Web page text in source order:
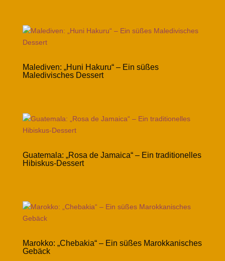
Malediven: „Huni Hakuru“ – Ein süßes
Maledivisches Dessert
Guatemala: „Rosa de Jamaica“ – Ein traditionelles
Hibiskus-Dessert
Marokko: „Chebakia“ – Ein süßes Marokkanisches
Gebäck